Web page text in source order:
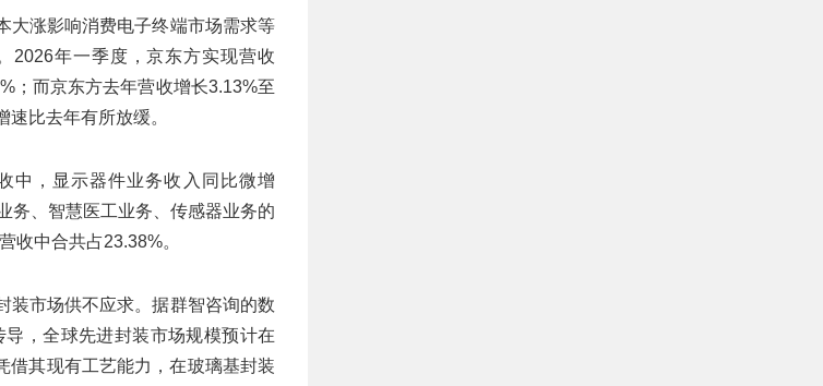
大涨影响消费电子终端市场需求等
2026年一季度，京东方实现营收
；而京东方去年营收增长3.13%至
比去年有所放缓。
中，显示器件业务收入同比微增
务、智慧医工业务、传感器业务的
收中合共占23.38%。
装市场供不应求。据群智咨询的数
，全球先进封装市场规模预计在
借其现有工艺能力，在玻璃基封装